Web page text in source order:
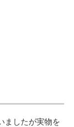
ましたが実物を